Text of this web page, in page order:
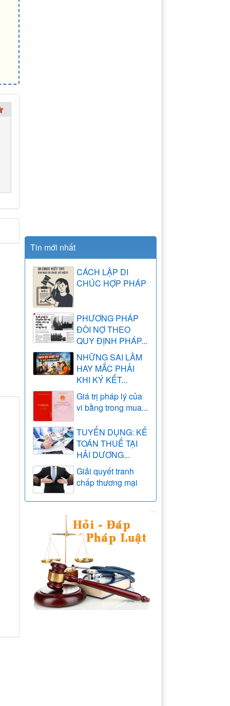
Tin mới nhất
CÁCH LẬP DI
CHÚC HỢP PHÁP
PHƯƠNG PHÁP
ĐÒI NỢ THEO
QUY ĐỊNH PHÁP...
NHỮNG SAI LẦM
HAY MẮC PHẢI
KHI KÝ KẾT...
Giá trị pháp lý của
vi bằng trong mua...
TUYỂN DỤNG: KẾ
TOÁN THUẾ TẠI
HẢI DƯƠNG...
Giải quyết tranh
chấp thương mại